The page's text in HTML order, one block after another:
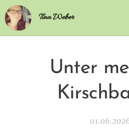
Tina Weber
Unter